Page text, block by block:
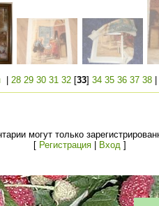
28 29 30 31 32 [33] 34 35 36 37 38
могут только
[ Регистрация| Вход ]